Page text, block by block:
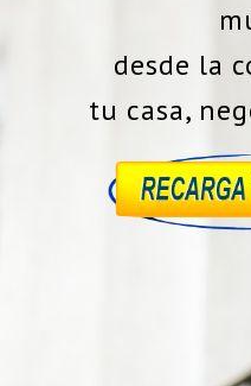
desde la
tu casa,